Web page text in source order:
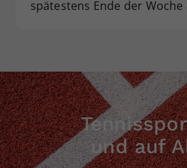
spätestens Ende der Woche
und auf